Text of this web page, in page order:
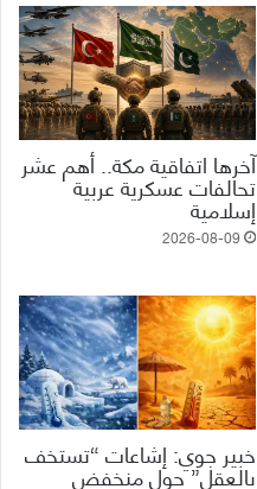
آخرها اتفاقية مكة.. أهم عشر
تحالفات عسكرية عربية
إسلامية
2026-08-09
خبير جوي: إشاعات “تستخف
بالعقل” حول منخفض